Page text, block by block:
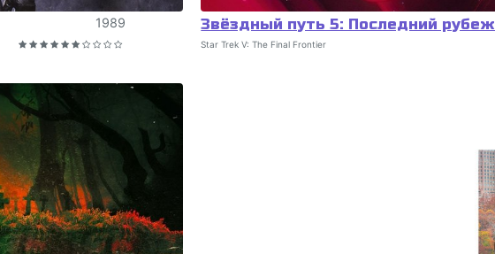
1989 Звёздный путь 5: Последний рубеж
Star Trek V: The Final Frontier